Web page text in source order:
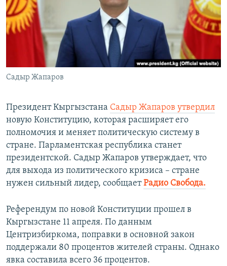
ПОБЕДИТЕЛЕЙ НЕ СУДЯТ?
КРЫМ.НЕПОКОРЕННЫЙ
ELIFBE
УКРАИНСКАЯ ПРОБЛЕМА КРЫМА
ПРИСОЕДИНЯЙТЕСЬ!
Все сайты RFE/RL
Садыр Жапаров
Президент Кыргызстана Садыр Жапаров утвердил
новую Конституцию, которая расширяет его
полномочия и меняет политическую систему в
стране. Парламентская республика станет
президентской. Садыр Жапаров утверждает, что
для выхода из политического кризиса – стране
нужен сильный лидер, сообщаетРадио Свобода.
Референдум по новой Конституции прошел в
Кыргызстане 11 апреля. По данным
Центризбиркома, поправки в основной закон
поддержали 80 процентов жителей страны. Однако
явка составила всего 36 процентов.